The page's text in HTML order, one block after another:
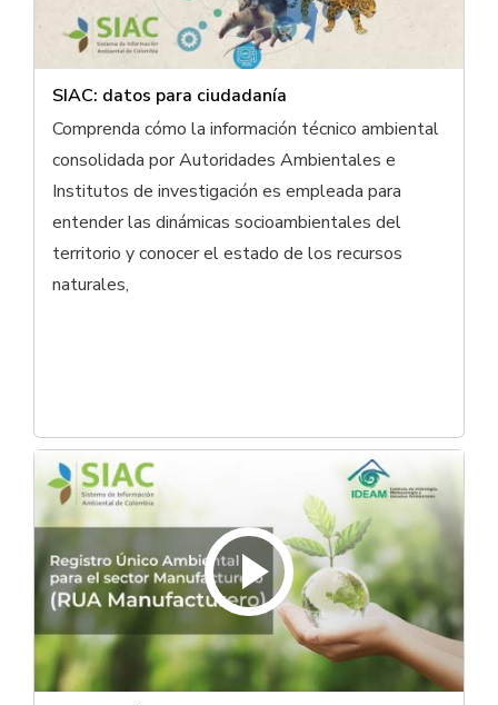
SIAC: datos para ciudadanía
Comprenda cómo la información técnico ambiental
consolidada por Autoridades Ambientales e
Institutos de investigación es empleada para
entender las dinámicas socioambientales del
territorio y conocer el estado de los recursos
naturales,